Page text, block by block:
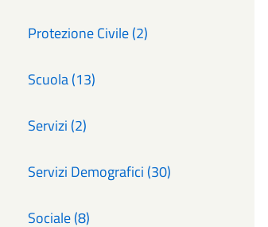
Protezione Civile (2)
Scuola (13)
Servizi (2)
Servizi Demografici (30)
Sociale (8)